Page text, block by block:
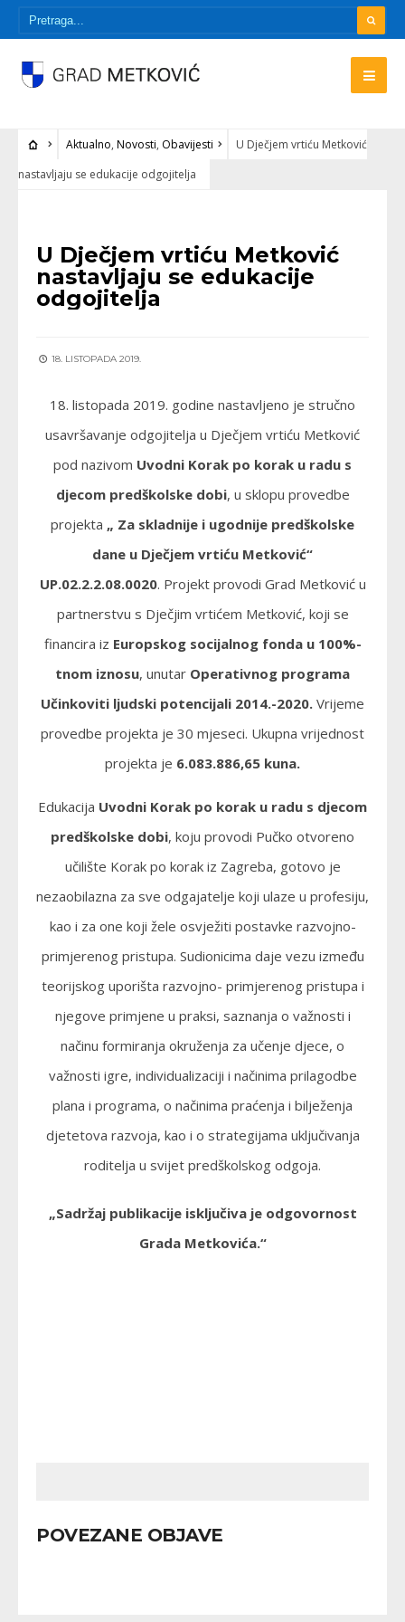
Aktualno, Novosti, Obavijesti
U Dječjem vrtiću Metković
nastavljaju se edukacije odgojitelja
U Dječjem vrtiću Metković
nastavljaju se edukacije
odgojitelja
18. LISTOPADA 2019.
18. listopada 2019. godine nastavljeno je stručno
usavršavanje odgojitelja u Dječjem vrtiću Metković
pod nazivom Uvodni Korak po korak u radu s
djecom predškolske dobi, u sklopu provedbe
projekta „ Za skladnije i ugodnije predškolske
dane u Dječjem vrtiću Metković“
UP.02.2.2.08.0020. Projekt provodi Grad Metković u
partnerstvu s Dječjim vrtićem Metković, koji se
financira iz Europskog socijalnog fonda u 100%-
tnom iznosu, unutar Operativnog programa
Učinkoviti ljudski potencijali 2014.-2020. Vrijeme
provedbe projekta je 30 mjeseci. Ukupna vrijednost
projekta je 6.083.886,65 kuna.
Edukacija Uvodni Korak po korak u radu s djecom
predškolske dobi, koju provodi Pučko otvoreno
učilište Korak po korak iz Zagreba, gotovo je
nezaobilazna za sve odgajatelje koji ulaze u profesiju,
kao i za one koji žele osvježiti postavke razvojno-
primjerenog pristupa. Sudionicima daje vezu između
teorijskog uporišta razvojno- primjerenog pristupa i
njegove primjene u praksi, saznanja o važnosti i
načinu formiranja okruženja za učenje djece, o
važnosti igre, individualizaciji i načinima prilagodbe
plana i programa, o načinima praćenja i bilježenja
djetetova razvoja, kao i o strategijama uključivanja
roditelja u svijet predškolskog odgoja.
„Sadržaj publikacije isključiva je odgovornost
Grada Metkovića.“
POVEZANE OBJAVE